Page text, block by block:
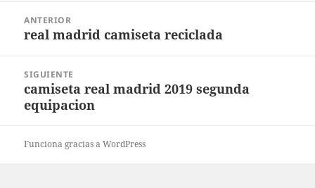
entradas
ANTERIOR
Entrada
real madrid camiseta reciclada
SIGUIENTE
Entrada
siguiente:
camiseta real madrid 2019 segunda
equipacion
Funciona gracias a WordPress